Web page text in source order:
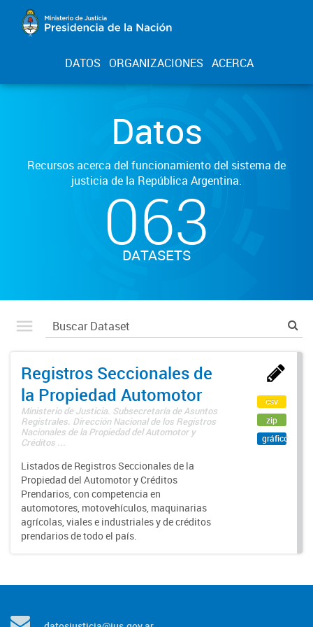
DATOS ORGANIZACIONES ACERCA
Datos
Recursos acerca del funcionamiento del sistema de
justicia de la República Argentina.
063
DATASETS
Registros Seccionales de
la Propiedad Automotor
Ministerio de Justicia. Subsecretaría de Asuntos
Registrales. Dirección Nacional de los Registros
Nacionales de la Propiedad del Automotor y
Créditos ...
Listados de Registros Seccionales de la
Propiedad del Automotor y Créditos
Prendarios, con competencia en
automotores, motovehículos, maquinarias
agrícolas, viales e industriales y de créditos
prendarios de todo el país.
csv
zip
gráfico